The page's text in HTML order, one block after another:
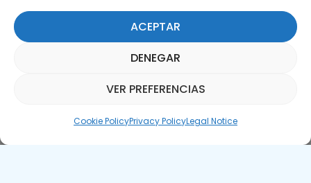
ACEPTAR
DENEGAR
VER PREFERENCIAS
Cookie PolicyPrivacy PolicyLegal Notice